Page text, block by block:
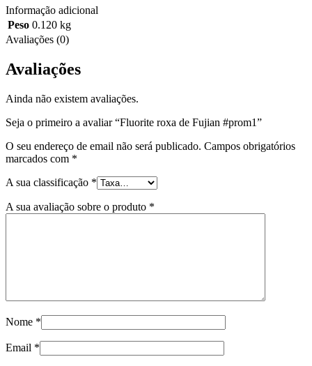
Informação adicional
Peso 0.120 kg
Avaliações (0)
Avaliações
Ainda não existem avaliações.
Seja o primeiro a avaliar “Fluorite roxa de Fujian #prom1”
O seu endereço de email não será publicado. Campos obrigatórios
marcados com *
A sua classificação *
A sua avaliação sobre o produto *
Nome *
Email *